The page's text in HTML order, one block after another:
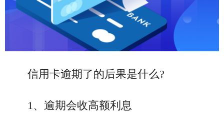
信用卡逾期了的后果是什么?
1、逾期会收高额利息